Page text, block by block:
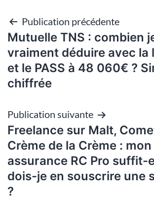
Navigation
de
l’article
Publication précédente
Mutuelle TNS : combien
vraiment déduire avec la
et le PASS à 48 060€ ?
chiffrée
Publication suivante
Freelance sur Malt,
Crème de la Crème : mon
assurance RC Pro suffit-
dois-je en souscrire une
?